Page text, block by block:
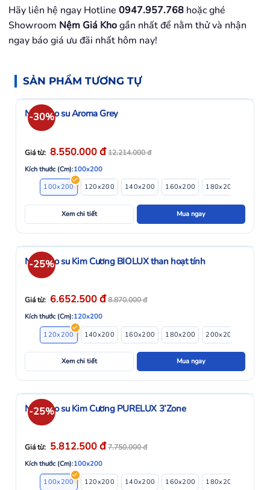
Hãy liên hệ ngay Hotline0947.957.768 hoặc ghé
Showroom Nệm Giá Khogần nhất để nằm thử và nhận
ngay báo giá ưu đãi nhất hôm nay!
SẢN PHẨM TƯƠNG TỰ
-30%
Nệm cao su Aroma Grey
Giá từ: 8.550.000đ12.214.000đ
Kích thước (Cm):100x200
100x200
120x200 140x200 160x200 180x200
Xem chi tiết Mua ngay
-25%
Nệm cao su Kim Cương BIOLUX than hoạt tính
Giá từ: 6.652.500đ8.870.000đ
Kích thước (Cm):120x200
120x200
140x200 160x200 180x200 200x200
Xem chi tiết Mua ngay
-25%
Nệm cao su Kim Cương PURELUX 3’Zone
Giá từ: 5.812.500đ7.750.000đ
Kích thước (Cm):100x200
100x200
120x200 140x200 160x200 180x200